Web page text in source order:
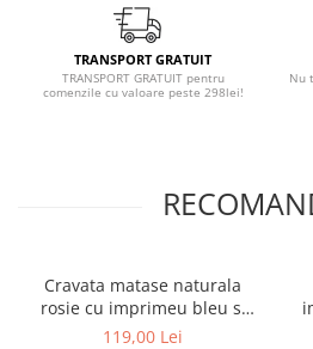
TRANSPORT GRATUIT
TRANSPORT GRATUIT pentru
comenzile cu valoare peste 298lei!
Nu
Cravata matase naturala
rosie cu imprimeu bleu si
bej
119,00 Lei